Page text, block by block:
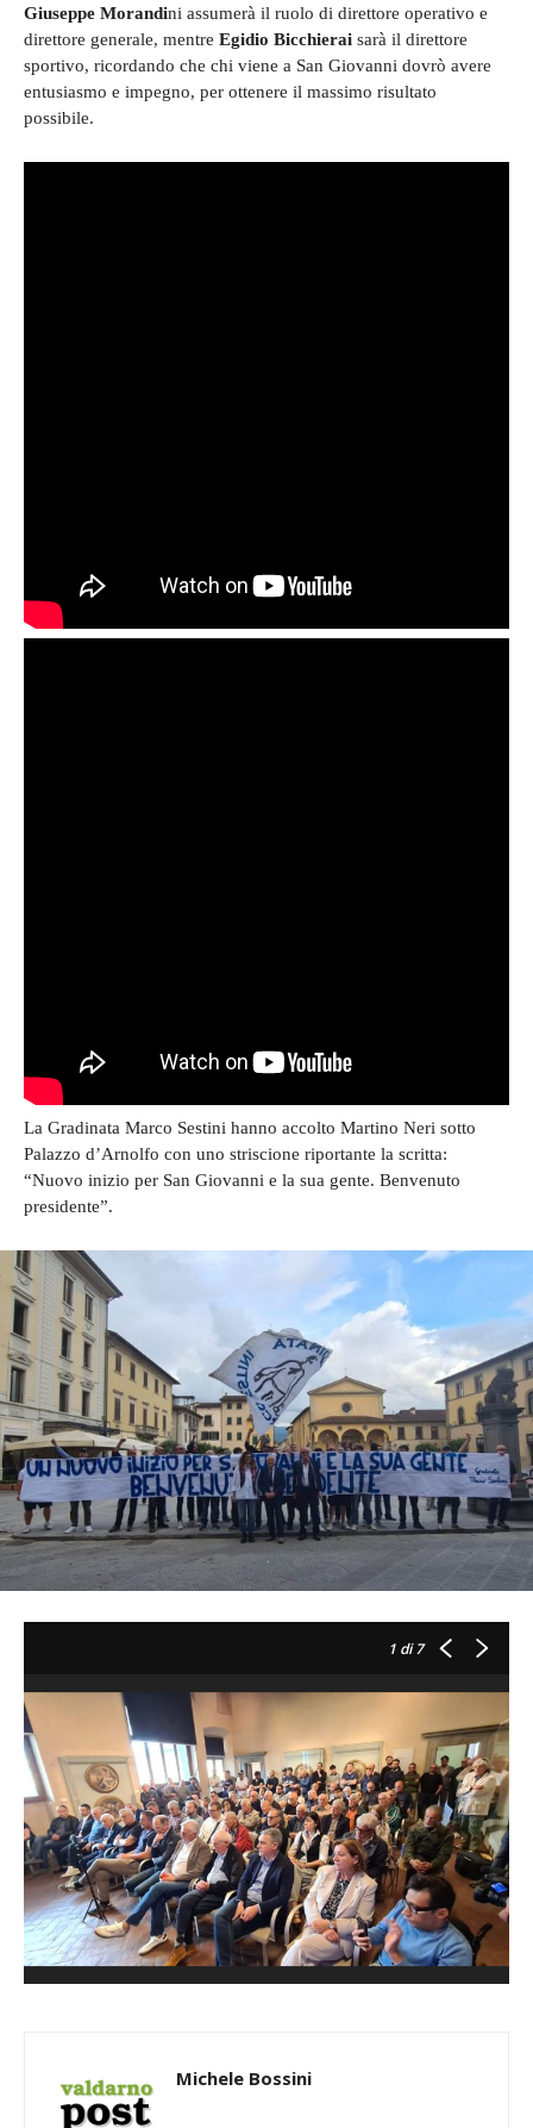
Giuseppe Morandini assumerà il ruolo di direttore operativo e
direttore generale, mentre Egidio Bicchierai sarà il direttore
sportivo, ricordando che chi viene a San Giovanni dovrò avere
entusiasmo e impegno, per ottenere il massimo risultato
possibile.
La Gradinata Marco Sestini hanno accolto Martino Neri sotto
Palazzo d’Arnolfo con uno striscione riportante la scritta:
“Nuovo inizio per San Giovanni e la sua gente. Benvenuto
presidente”.
1 di 7
Michele Bossini